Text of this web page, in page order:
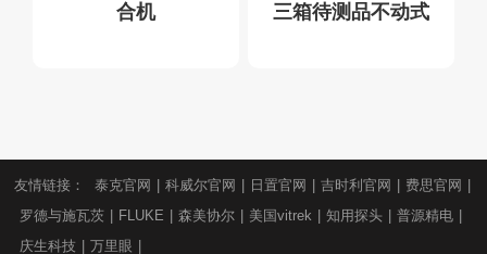
合机
三箱待测品不动式
友情链接： 泰克官网 | 科威尔官网 | 日置官网 | 吉时利官网 | 费思官网 |
罗德与施瓦茨 | FLUKE | 森美协尔 | 美国vitrek | 知用探头 | 普源精电 |
庆生科技 | 万里眼 |